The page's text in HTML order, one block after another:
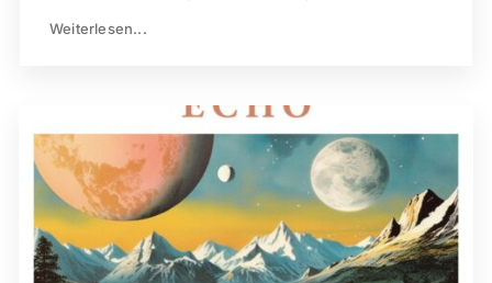
Weiterlesen...